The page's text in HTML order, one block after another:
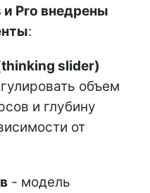
Pro внедрены
:
slider)
объем
и глубину
от
- модель